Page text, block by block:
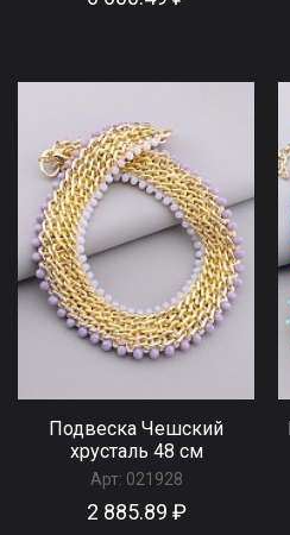
Подвеска Чешский
хрусталь 48 см
Арт: 021928
2 885.89 ₽